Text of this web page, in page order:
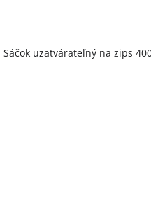
Sáčok uzatvárateľný na zips